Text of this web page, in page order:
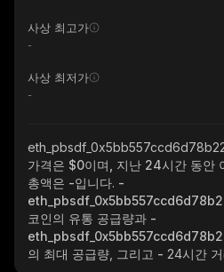
사상 최고가
-
사상 최저가
-
가격은 $0이며, 지난 24시간 동안
총액은 -입니다. -
코인의 유통 공급량과 -
의 최대 공급량, 그리고 - 24시간